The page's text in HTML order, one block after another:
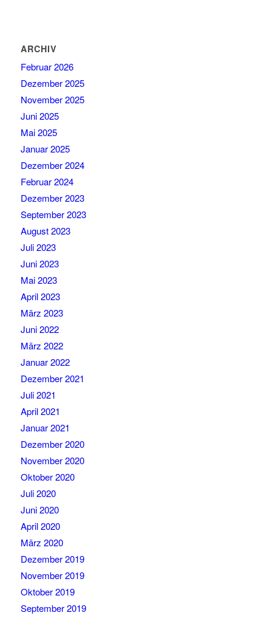
ARCHIV
Februar 2026
Dezember 2025
November 2025
Juni 2025
Mai 2025
Januar 2025
Dezember 2024
Februar 2024
Dezember 2023
September 2023
August 2023
Juli 2023
Juni 2023
Mai 2023
April 2023
März 2023
Juni 2022
März 2022
Januar 2022
Dezember 2021
Juli 2021
April 2021
Januar 2021
Dezember 2020
November 2020
Oktober 2020
Juli 2020
Juni 2020
April 2020
März 2020
Dezember 2019
November 2019
Oktober 2019
September 2019